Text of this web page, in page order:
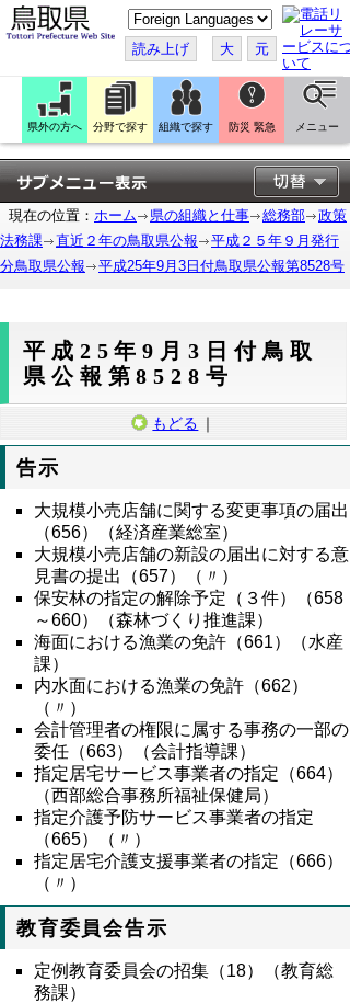
こ
の
ペ
ー
ジ
翻
訳
す
る
読み上げ 大 元
県外の方へ 分野で探す 組織で探す 防災 緊急 メニュー
現在の位置： ホーム 県の組織と仕事 総務部
政策
法務課
直近２年の鳥取県公報
平成２５年９月発行
分鳥取県公報
平成25年9月3日付鳥取県公報第8528号
平成25年9月3日付鳥取
県公報第8528号
もどる ｜
告示
大規模小売店舗に関する変更事項の届出
（656）（経済産業総室）
大規模小売店舗の新設の届出に対する意
見書の提出（657）（〃）
保安林の指定の解除予定（３件）（658
～660）（森林づくり推進課）
海面における漁業の免許（661）（水産
課）
内水面における漁業の免許（662）
（〃）
会計管理者の権限に属する事務の一部の
委任（663）（会計指導課）
指定居宅サービス事業者の指定（664）
（西部総合事務所福祉保健局）
指定介護予防サービス事業者の指定
（665）（〃）
指定居宅介護支援事業者の指定（666）
（〃）
教育委員会告示
定例教育委員会の招集（18）（教育総
務課）